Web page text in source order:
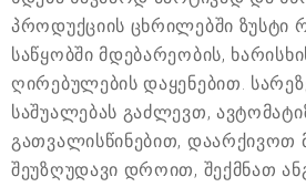
პროდუქციის ცხრილებში ზუსტი
საწყობში მდებარეობის,
ღირებულების დაყენებით.
საშუალებას გაძლევთ,
გათვალისწინებით, დაარქივოთ
შეუზღუდავი დროით, შექმნათ